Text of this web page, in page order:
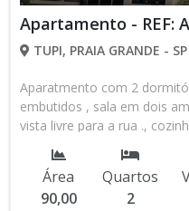
Apartamento - REF:
TUPI, PRAIA GRANDE - SP
Aparatmento com 2
embutidos , sala em dois
vista livre para a rua .,
embutidos, área de
arejado com vista
Bairro Vila Tupi ,próximo
pizzarias , e a 2 quadras do
Área
90,00
Quartos
2